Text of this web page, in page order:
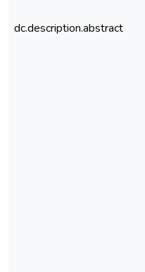
dc.description.abstract